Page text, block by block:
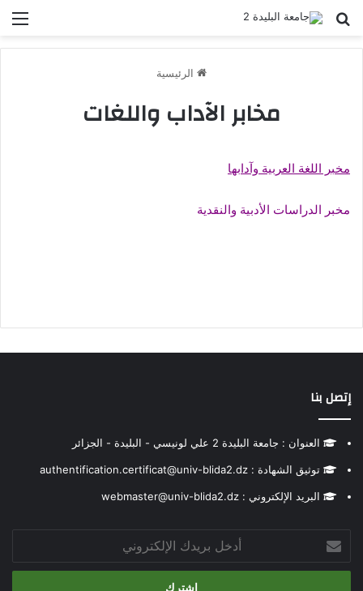
بحث عن
الرئيسية
مخابر الآداب واللغات
مخبر اللغة العربية وآدابها
مخبر الدراسات الأدبية والنقدية
إتصل بنا
العنوان : جامعة البليدة 2 علي لونيسي - البليدة - الجزائر
توثيق الشهادة : authentification.certificat@univ-blida2.dz
البريد الإلكتروني : webmaster@univ-blida2.dz
بريدك
الإلكتروني